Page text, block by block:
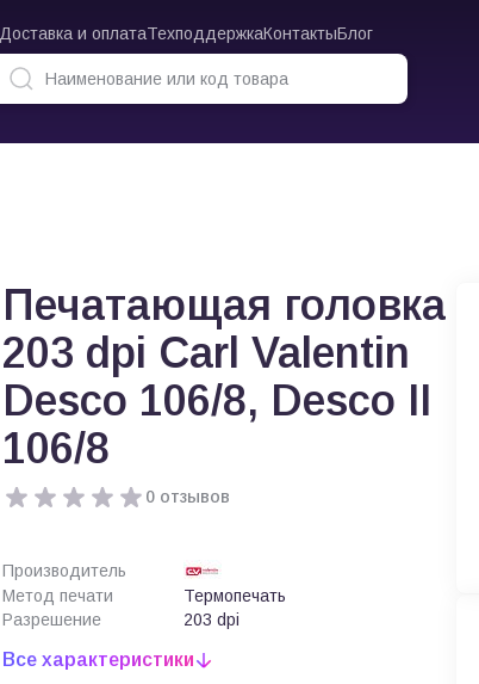
Доставка и оплатаТехподдержкаКонтактыБлог
Печатающая головка
203 dpi Carl Valentin
Desco 106/8, Desco II
106/8
0 отзывов
Производитель
Метод печати
Термопечать
Разрешение
203 dpi
Все характеристики